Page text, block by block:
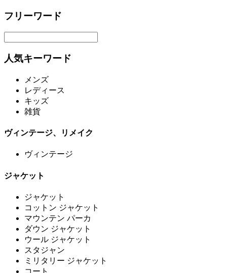
フリーワード
人気キーワード
メンズ
レディース
キッズ
雑貨
ヴィンテージ、リメイク
ヴィンテージ
ジャケット
ジャケット
コットン ジャケット
マウンテン パーカ
ダウン ジャケット
ウール ジャケット
スタジャン
ミリタリー ジャケット
コート